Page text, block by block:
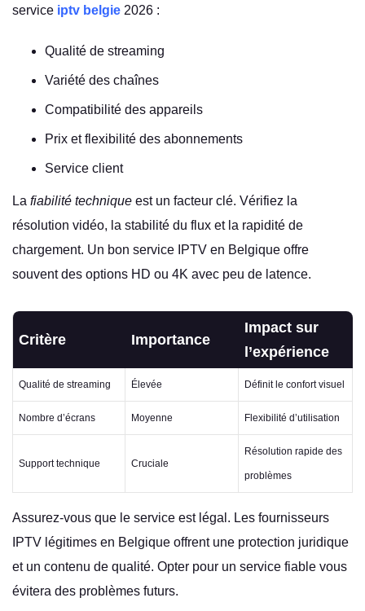
service iptv belgie 2026 :
Qualité de streaming
Variété des chaînes
Compatibilité des appareils
Prix et flexibilité des abonnements
Service client
La fiabilité technique est un facteur clé. Vérifiez la
résolution vidéo, la stabilité du flux et la rapidité de
chargement. Un bon service IPTV en Belgique offre
souvent des options HD ou 4K avec peu de latence.
Critère Importance
Impact sur
l’expérience
Qualité de streaming Élevée Définit le confort visuel
Nombre d’écrans Moyenne Flexibilité d’utilisation
Support technique Cruciale
Résolution rapide des
problèmes
Assurez-vous que le service est légal. Les fournisseurs
IPTV légitimes en Belgique offrent une protection juridique
et un contenu de qualité. Opter pour un service fiable vous
évitera des problèmes futurs.